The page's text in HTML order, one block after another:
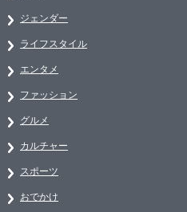
ジェンダー
ライフスタイル
エンタメ
ファッション
グルメ
カルチャー
スポーツ
おでかけ